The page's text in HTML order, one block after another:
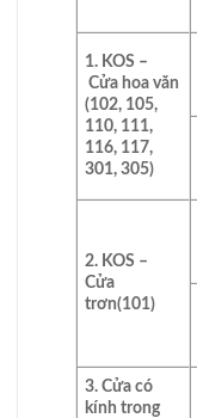
1. KOS –
Cửa hoa văn
(102, 105,
110, 111,
116, 117,
301, 305)
2. KOS –
Cửa
trơn(101)
3. Cửa có
kính trong